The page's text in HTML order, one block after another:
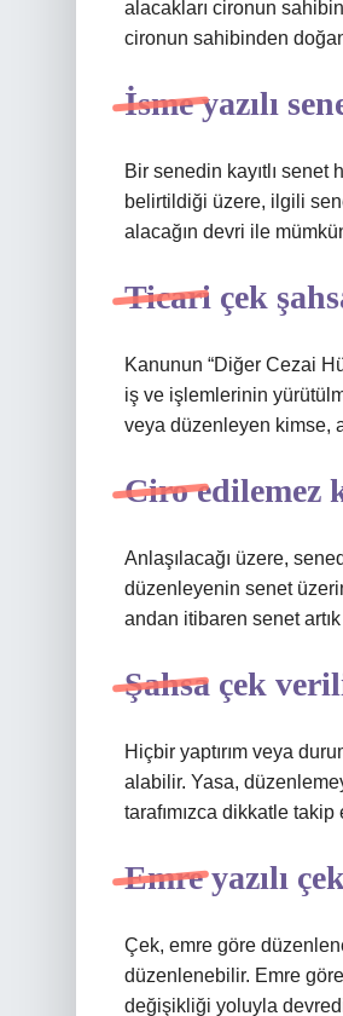
alacakları cironun
cironun sahibinden
İsme yazılı
Bir senedin kayıtlı
belirtildiği üzere, ilgili
alacağın devri ile
Ticari çek
Kanunun “Diğer Cezai
iş ve işlemlerinin
veya düzenleyen kimse,
Ciro edilemez
Anlaşılacağı üzere,
düzenleyenin senet
andan itibaren senet
Şahsa çek
Hiçbir yaptırım veya
alabilir. Yasa,
tarafımızca dikkatle takip
Emre yazılı
Çek, emre göre
düzenlenebilir. Emre
değişikliği yoluyla